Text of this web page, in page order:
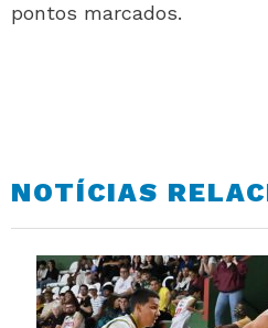
pontos marcados.
NOTÍCIAS